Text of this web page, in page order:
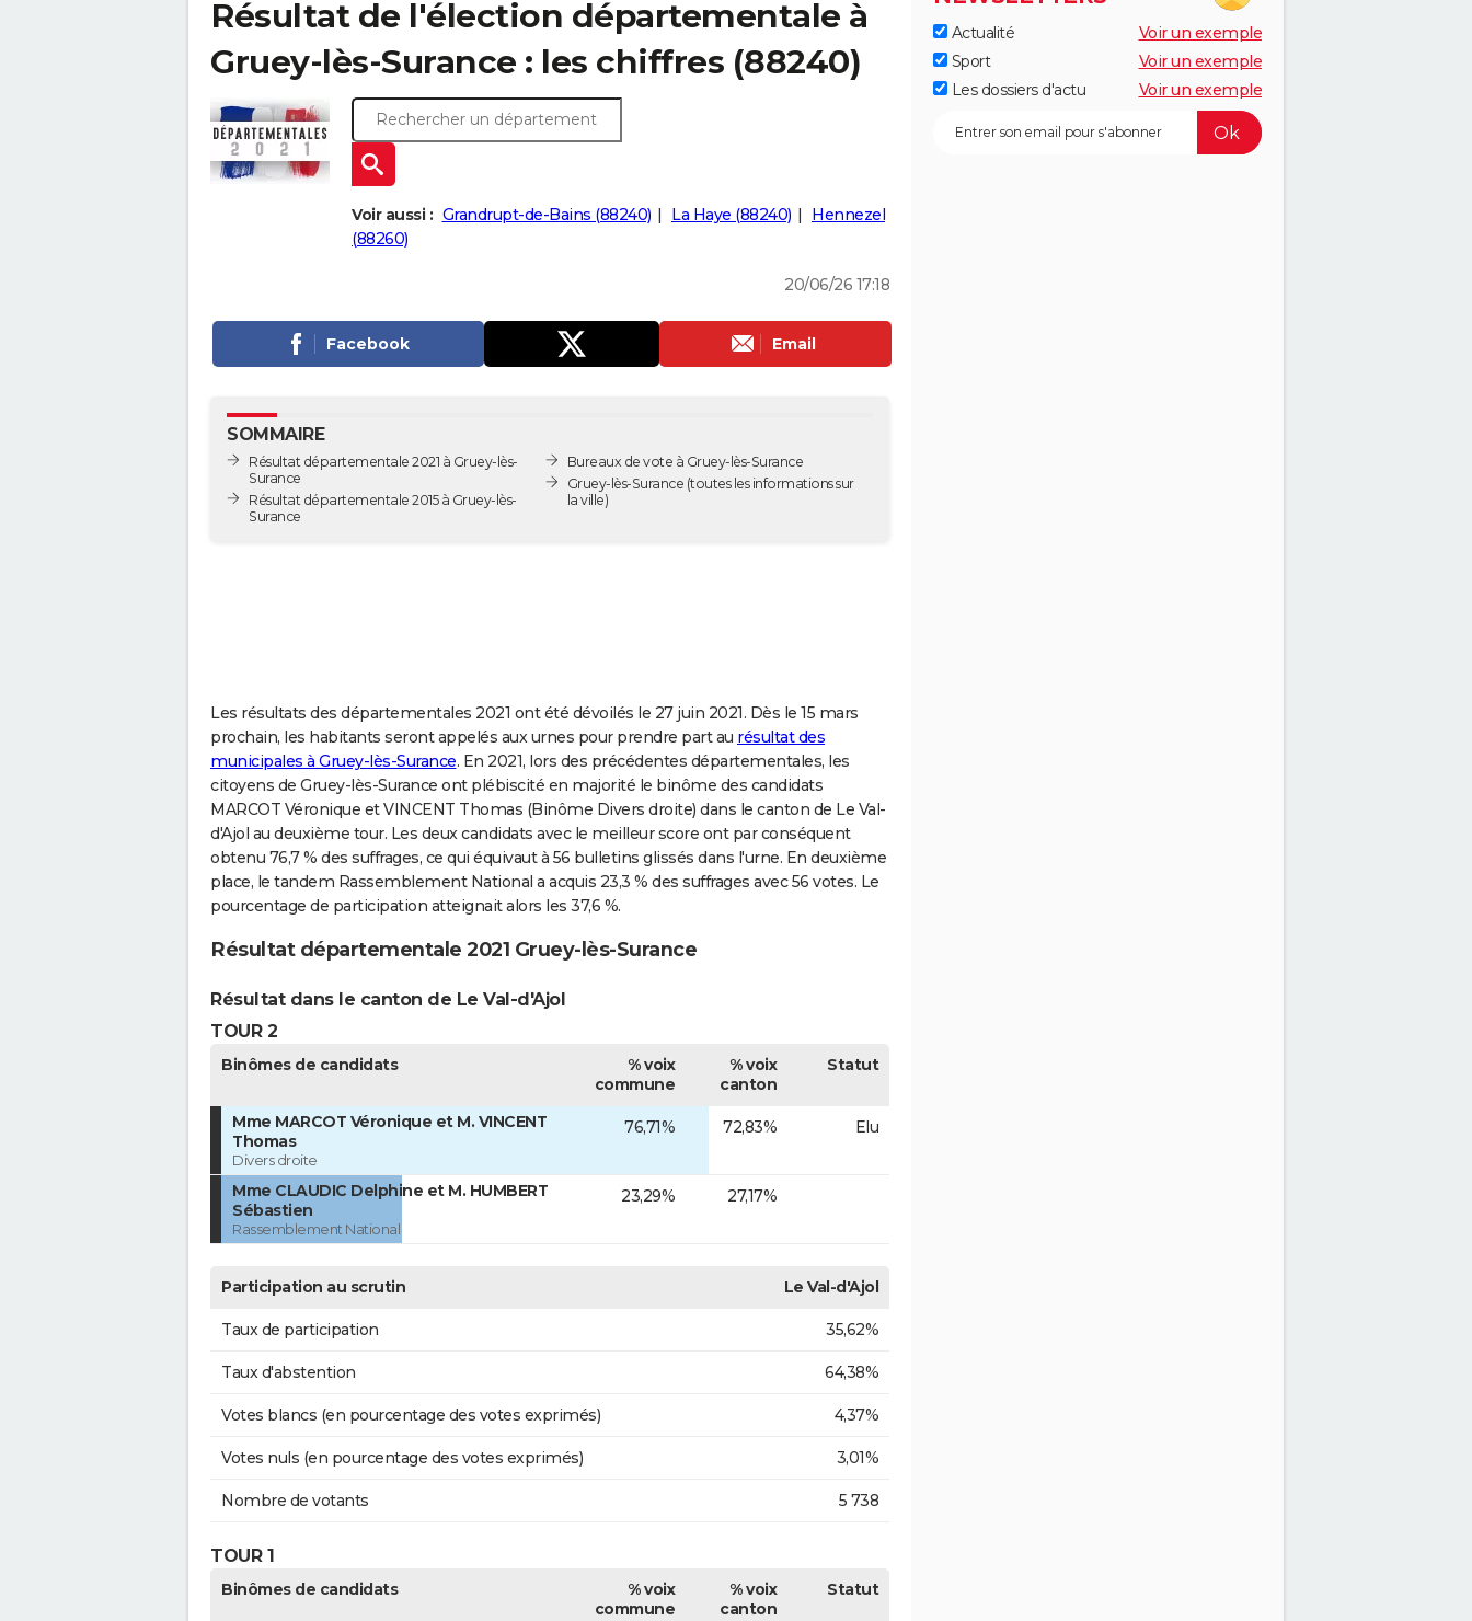
Résultat de l'élection départementale à
Gruey-lès-Surance : les chiffres (88240)
Voir aussi : Grandrupt-de-Bains (88240) La Haye (88240)
Hennezel
(88260)
20/06/26 17:18
Facebook Email
SOMMAIRE
Résultat départementale 2021 à Gruey-lès-
Surance
Résultat départementale 2015 à Gruey-lès-
Surance
Bureaux de vote à Gruey-lès-Surance
Gruey-lès-Surance (toutes les informations sur
la ville)
Les résultats des départementales 2021 ont été dévoilés le 27 juin 2021. Dès le 15 mars
prochain, les habitants seront appelés aux urnes pour prendre part au résultat des
municipales à Gruey-lès-Surance. En 2021, lors des précédentes départementales, les
citoyens de Gruey-lès-Surance ont plébiscité en majorité le binôme des candidats
MARCOT Véronique et VINCENT Thomas (Binôme Divers droite) dans le canton de Le Val-
d'Ajol au deuxième tour. Les deux candidats avec le meilleur score ont par conséquent
obtenu 76,7 % des suffrages, ce qui équivaut à 56 bulletins glissés dans l'urne. En deuxième
place, le tandem Rassemblement National a acquis 23,3 % des suffrages avec 56 votes. Le
pourcentage de participation atteignait alors les 37,6 %.
Résultat départementale 2021 Gruey-lès-Surance
Résultat dans le canton de Le Val-d'Ajol
TOUR 2
Binômes de candidats
% voix
commune
% voix
canton
Statut
Mme MARCOT Véronique et M. VINCENT
Thomas
Divers droite
76,71% 72,83% Elu
Mme CLAUDIC Delphine et M. HUMBERT
Sébastien
Rassemblement National
23,29% 27,17%
Participation au scrutin Le Val-d'Ajol
Taux de participation 35,62%
Taux d'abstention 64,38%
Votes blancs (en pourcentage des votes exprimés) 4,37%
Votes nuls (en pourcentage des votes exprimés) 3,01%
Nombre de votants 5 738
TOUR 1
Binômes de candidats
% voix
commune
% voix
canton
Statut
Actualité
Voir un exemple
Sport
Voir un exemple
Les dossiers d'actu
Voir un exemple